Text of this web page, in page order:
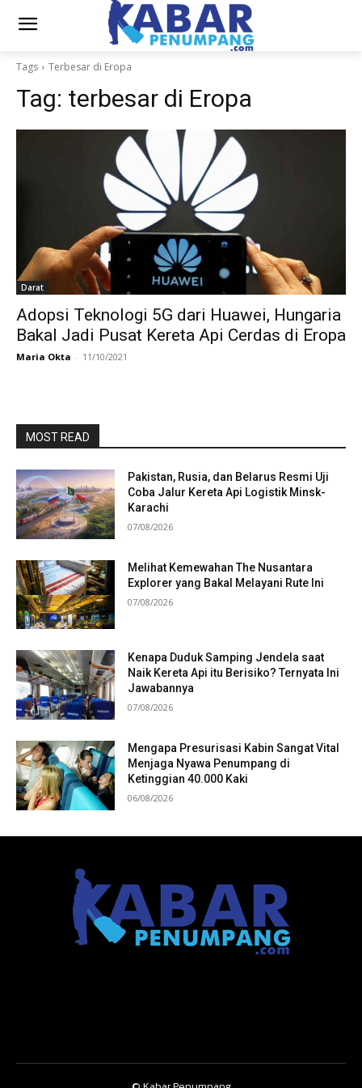
Tags Terbesar di Eropa
Tag: terbesar di Eropa
Darat
Adopsi Teknologi 5G dari Huawei, Hungaria
Bakal Jadi Pusat Kereta Api Cerdas di Eropa
Maria Okta - 11/10/2021
MOST READ
Pakistan, Rusia, dan Belarus Resmi Uji
Coba Jalur Kereta Api Logistik Minsk-
Karachi
07/08/2026
Melihat Kemewahan The Nusantara
Explorer yang Bakal Melayani Rute Ini
07/08/2026
Kenapa Duduk Samping Jendela saat
Naik Kereta Api itu Berisiko? Ternyata Ini
Jawabannya
07/08/2026
Mengapa Presurisasi Kabin Sangat Vital
Menjaga Nyawa Penumpang di
Ketinggian 40.000 Kaki
06/08/2026